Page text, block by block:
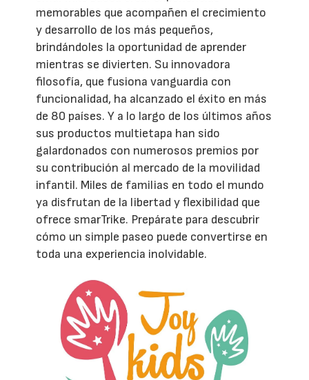
memorables que acompañen el crecimiento
y desarrollo de los más pequeños,
brindándoles la oportunidad de aprender
mientras se divierten. Su innovadora
filosofía, que fusiona vanguardia con
funcionalidad, ha alcanzado el éxito en más
de 80 países. Y a lo largo de los últimos años
sus productos multietapa han sido
galardonados con numerosos premios por
su contribución al mercado de la movilidad
infantil. Miles de familias en todo el mundo
ya disfrutan de la libertad y flexibilidad que
ofrece smarTrike. Prepárate para descubrir
cómo un simple paseo puede convertirse en
toda una experiencia inolvidable.